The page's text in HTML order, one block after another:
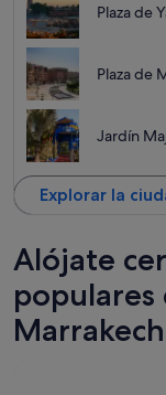
Plaza de
Plaza de
Jardín
Explorar la
Alójate
populares